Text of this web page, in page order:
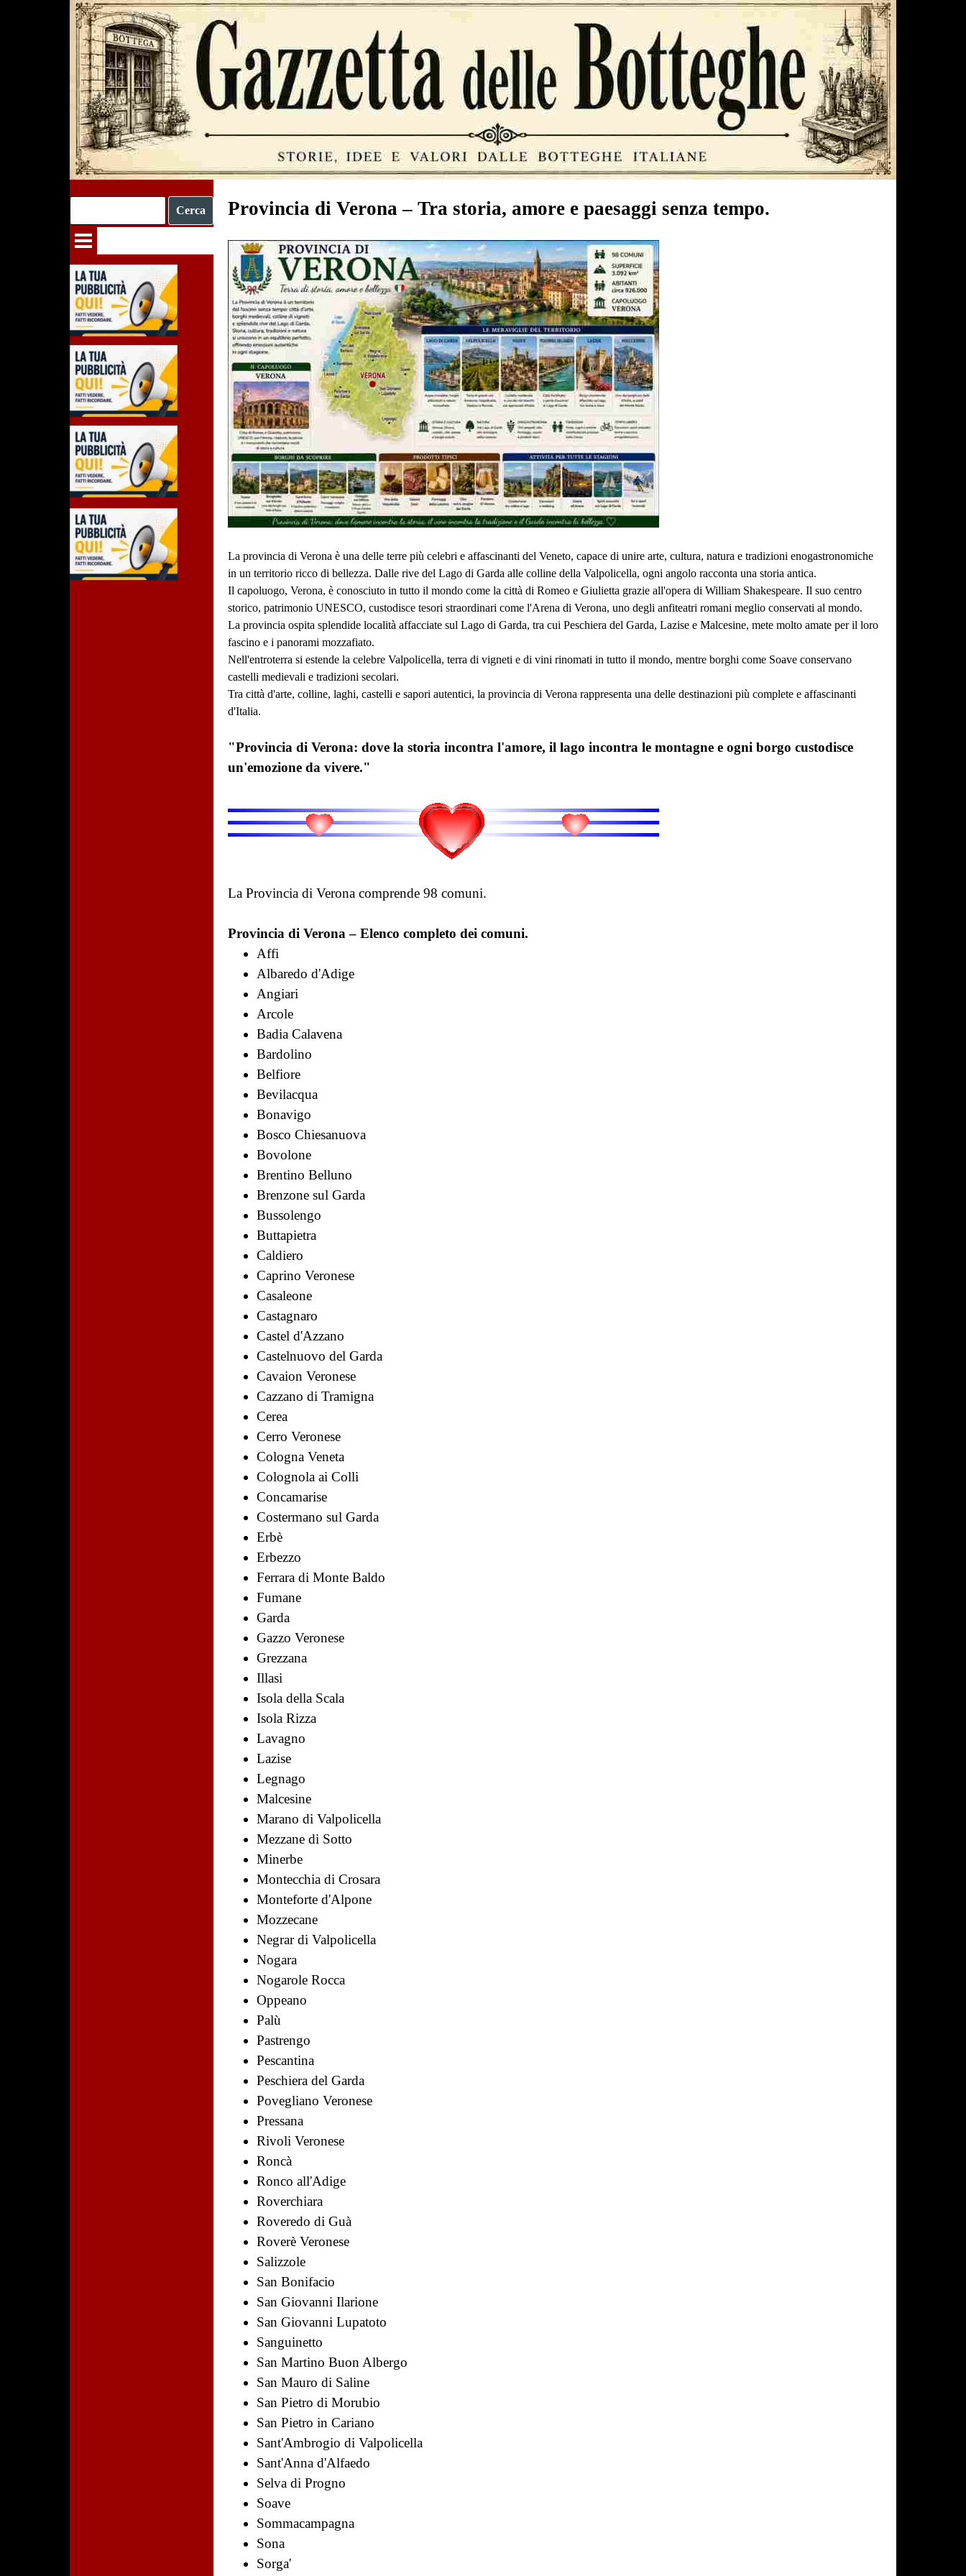
Cerca
Provincia di Verona – Tra storia, amore e paesaggi senza tempo.
La provincia di Verona è una delle terre più celebri e affascinanti del Veneto, capace di unire arte, cultura, natura e tradizioni enogastronomiche
in un territorio ricco di bellezza. Dalle rive del Lago di Garda alle colline della Valpolicella, ogni angolo racconta una storia antica.
Il capoluogo, Verona, è conosciuto in tutto il mondo come la città di Romeo e Giulietta grazie all'opera di William Shakespeare. Il suo centro
storico, patrimonio UNESCO, custodisce tesori straordinari come l'Arena di Verona, uno degli anfiteatri romani meglio conservati al mondo.
La provincia ospita splendide località affacciate sul Lago di Garda, tra cui Peschiera del Garda, Lazise e Malcesine, mete molto amate per il loro
fascino e i panorami mozzafiato.
Nell'entroterra si estende la celebre Valpolicella, terra di vigneti e di vini rinomati in tutto il mondo, mentre borghi come Soave conservano
castelli medievali e tradizioni secolari.
Tra città d'arte, colline, laghi, castelli e sapori autentici, la provincia di Verona rappresenta una delle destinazioni più complete e affascinanti
d'Italia.
"Provincia di Verona: dove la storia incontra l'amore, il lago incontra le montagne e ogni borgo custodisce
un'emozione da vivere."
La Provincia di Verona comprende 98 comuni.
Provincia di Verona – Elenco completo dei comuni.
Affi
Albaredo d'Adige
Angiari
Arcole
Badia Calavena
Bardolino
Belfiore
Bevilacqua
Bonavigo
Bosco Chiesanuova
Bovolone
Brentino Belluno
Brenzone sul Garda
Bussolengo
Buttapietra
Caldiero
Caprino Veronese
Casaleone
Castagnaro
Castel d'Azzano
Castelnuovo del Garda
Cavaion Veronese
Cazzano di Tramigna
Cerea
Cerro Veronese
Cologna Veneta
Colognola ai Colli
Concamarise
Costermano sul Garda
Erbè
Erbezzo
Ferrara di Monte Baldo
Fumane
Garda
Gazzo Veronese
Grezzana
Illasi
Isola della Scala
Isola Rizza
Lavagno
Lazise
Legnago
Malcesine
Marano di Valpolicella
Mezzane di Sotto
Minerbe
Montecchia di Crosara
Monteforte d'Alpone
Mozzecane
Negrar di Valpolicella
Nogara
Nogarole Rocca
Oppeano
Palù
Pastrengo
Pescantina
Peschiera del Garda
Povegliano Veronese
Pressana
Rivoli Veronese
Roncà
Ronco all'Adige
Roverchiara
Roveredo di Guà
Roverè Veronese
Salizzole
San Bonifacio
San Giovanni Ilarione
San Giovanni Lupatoto
Sanguinetto
San Martino Buon Albergo
San Mauro di Saline
San Pietro di Morubio
San Pietro in Cariano
Sant'Ambrogio di Valpolicella
Sant'Anna d'Alfaedo
Selva di Progno
Soave
Sommacampagna
Sona
Sorga'